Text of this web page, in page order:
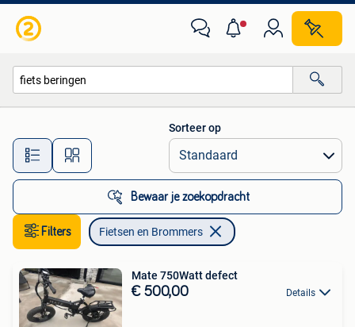
Alle afstanden…
Sorteer op
Bewaar je zoekopdracht
Filters Fietsen en Brommers
Mate 750Watt defect
€ 500,00 Details